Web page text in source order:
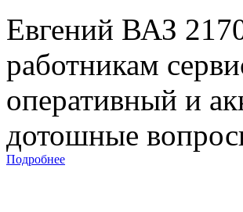
Евгений ВАЗ
работникам
оперативный и
дотошные
Подробнее